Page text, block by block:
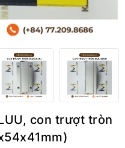
con trượt tròn